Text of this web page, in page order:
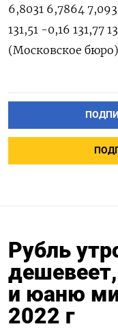
6,8031 6,7864
131,51 -0,16 131,77
(Московское бюро)
Рубль
и юаню
2022 г